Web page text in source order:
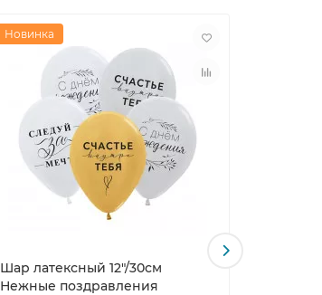
Новинка
Шар латексный 12"/30см
Нежные поздравления